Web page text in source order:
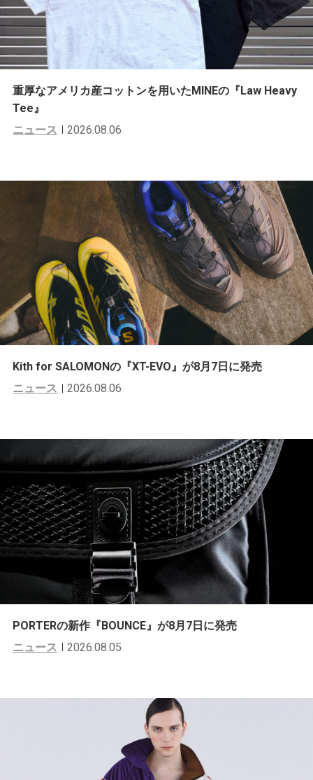
重厚なアメリカ産コットンを用いたMINEの『Law Heavy
Tee』
ニュース
2026.08.06
Kith for SALOMONの『XT-EVO』が8月7日に発売
ニュース
2026.08.06
PORTERの新作『BOUNCE』が8月7日に発売
ニュース
2026.08.05